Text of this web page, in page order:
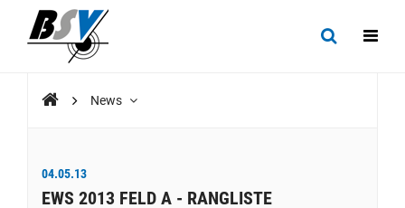
News
04.05.13
EWS 2013 FELD A - RANGLISTE